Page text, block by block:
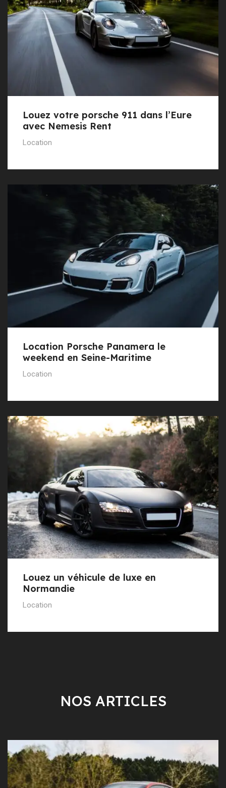
Louez votre porsche 911 dans l’Eure
avec Nemesis Rent
Location
Location Porsche Panamera le
weekend en Seine-Maritime
Location
Louez un véhicule de luxe en
Normandie
Location
NOS ARTICLES